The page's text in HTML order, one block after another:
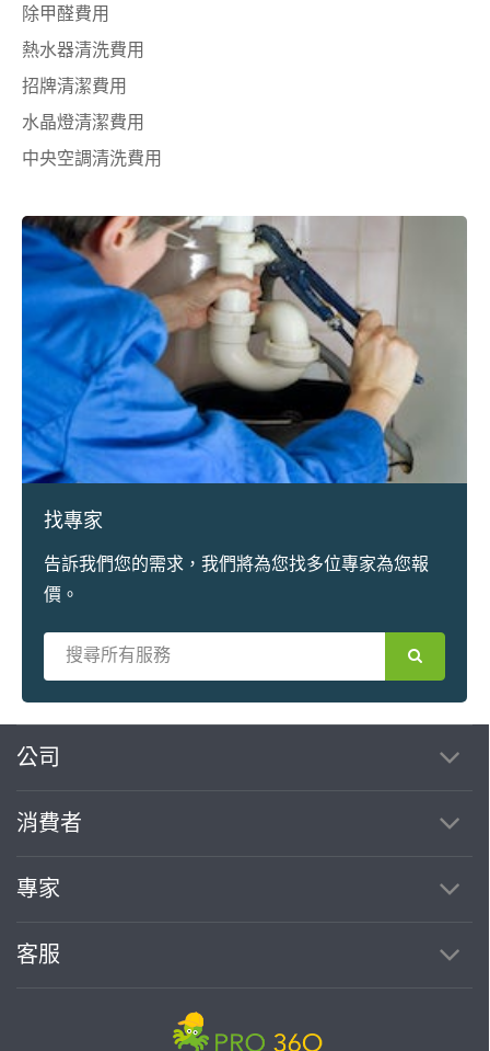
除甲醛費用
熱水器清洗費用
招牌清潔費用
水晶燈清潔費用
中央空調清洗費用
找專家
告訴我們您的需求，我們將為您找多位專家為您報
價。
公司
消費者
專家
客服
繼續完成